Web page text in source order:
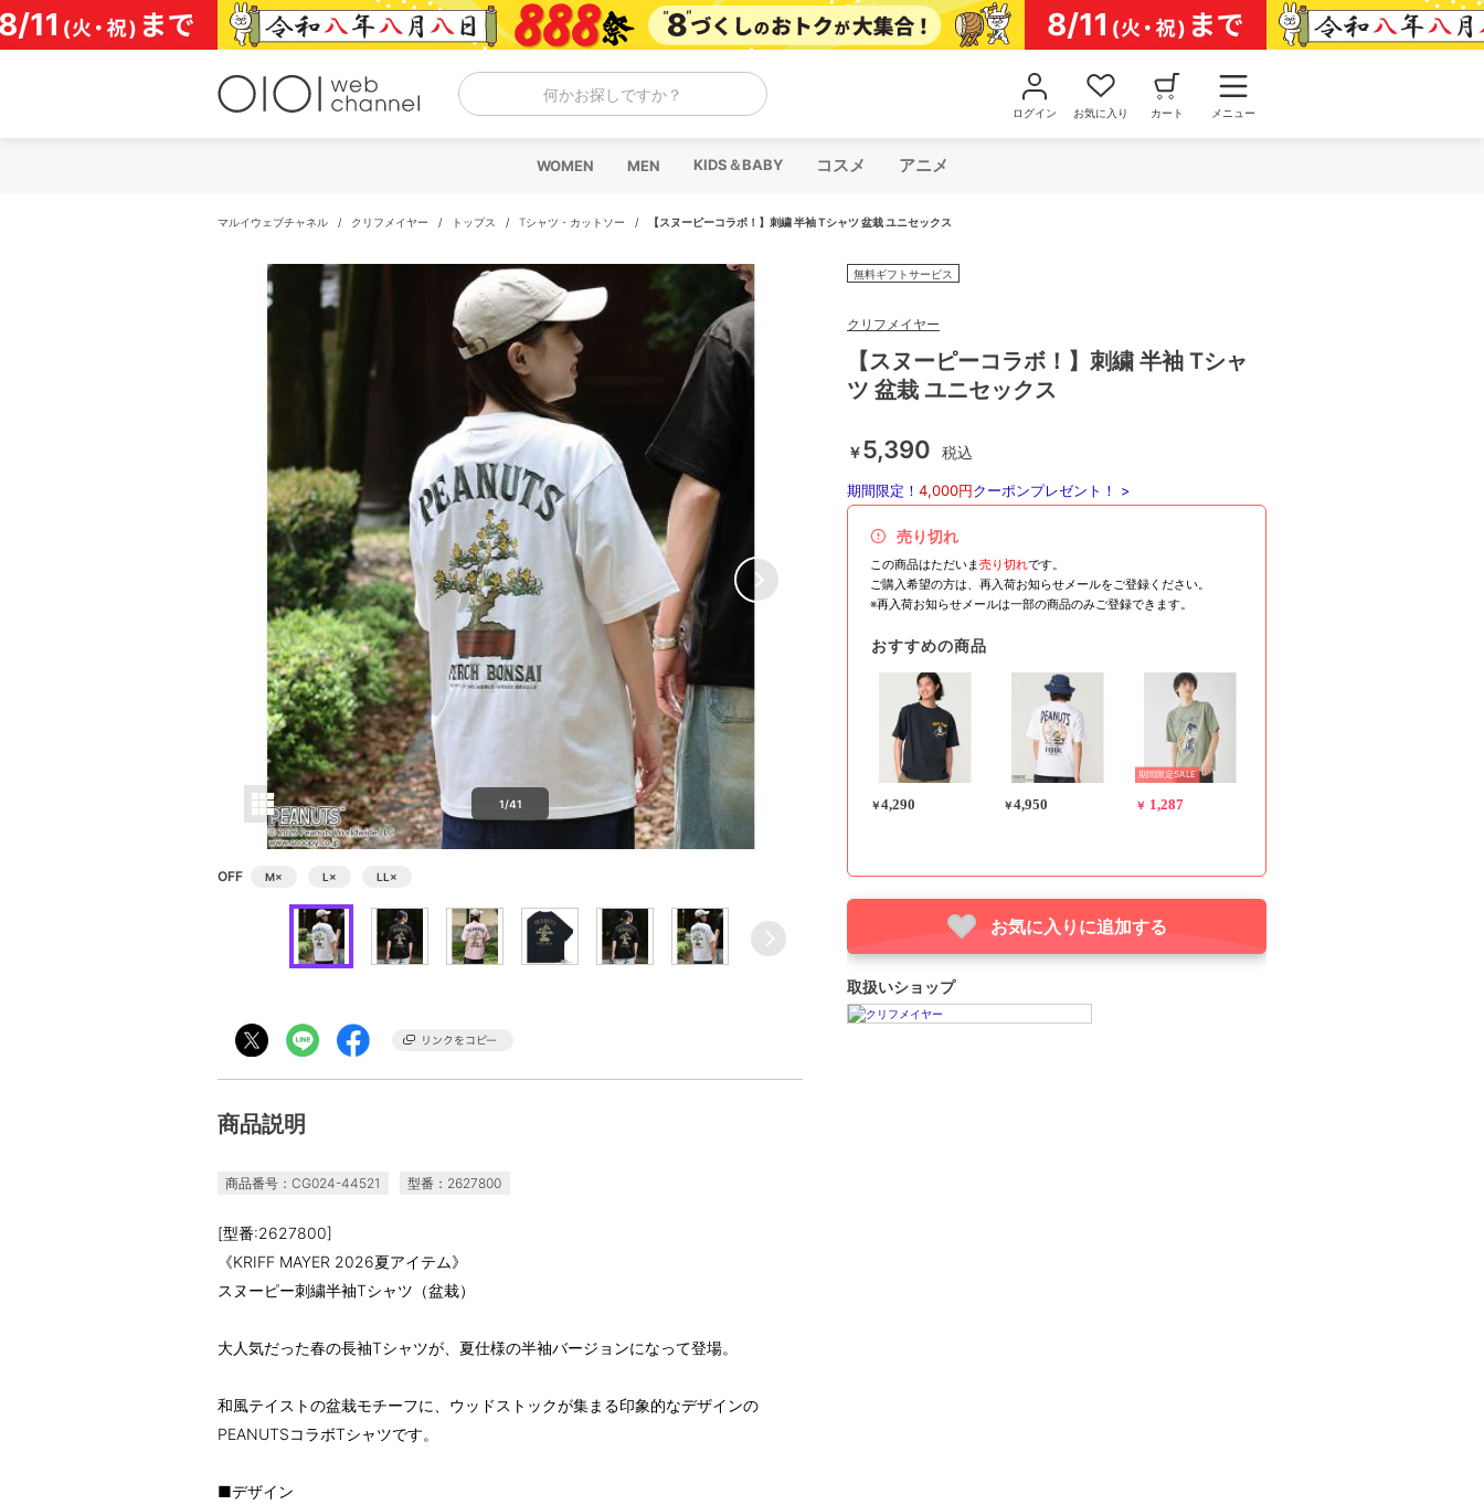
コ
ン
テ
何かお探しですか？
ログイン お気に入り カート メニュー
WOMEN MEN KIDS＆BABY コスメ アニメ
マルイウェブチャネル / クリフメイヤー / トップス / Tシャツ・カットソー / 【スヌーピーコラボ！】刺繍 半袖 Tシャツ 盆栽 ユニセックス
1/41
OFF M× L × LL ×
商品説明
商品番号：CG024-44521 型番：2627800
[型番:2627800]
《KRIFF MAYER 2026夏アイテム》
スヌーピー刺繍半袖Tシャツ（盆栽）
大人気だった春の長袖Tシャツが、夏仕様の半袖バージョンになって登場。
和風テイストの盆栽モチーフに、ウッドストックが集まる印象的なデザインの
PEANUTSコラボTシャツです。
■デザイン
無料ギフトサービス
クリフメイヤー
【スヌーピーコラボ！】刺繍 半袖 Tシャ
ツ 盆栽 ユニセックス
￥5,390 税込
期間限定！ 4,000円クーポンプレゼント！ >
売り切れ
この商品はただいま売り切れです。
ご購入希望の方は、再入荷お知らせメールをご登録ください。
※再入荷お知らせメールは一部の商品のみご登録できます。
おすすめの商品
￥4,290 ￥4,950
期間限定SALE
￥ 1,287
お気に入りに追加する
取扱いショップ